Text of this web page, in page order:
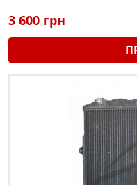
3 600 грн